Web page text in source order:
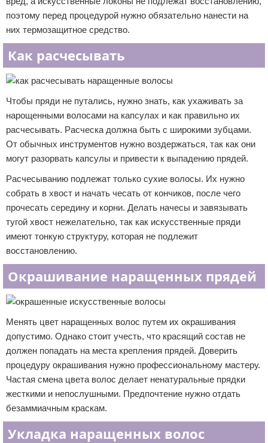
поэтому перед процедурой нужно обязательно нанести на
них термозащитное средство.
Как расчесывать
Чтобы пряди не путались, нужно знать, как ухаживать за
нарощенными волосами на капсулах и как правильно их
расчесывать. Расческа должна быть с широкими зубцами.
От обычных инструментов нужно воздержаться, так как они
могут разорвать капсулы и привести к выпадению прядей.
Расчесыванию подлежат только сухие волосы. Их нужно
собрать в хвост и начать чесать от кончиков, после чего
прочесать середину и корни. Делать начесы и завязывать
тугой хвост нежелательно, так как искусственные пряди
имеют тонкую структуру, которая не подлежит
восстановлению.
Окрашивание наращенных прядей
Менять цвет наращенных волос путем их окрашивания
допустимо. Однако стоит учесть, что красящий состав не
должен попадать на места крепления прядей. Доверить
процедуру окрашивания нужно профессиональному мастеру.
Частая смена цвета волос делает ненатуральные прядки
жесткими и непослушными. Предпочтение нужно отдать
безаммиачным краскам.
Укладка наращенных волос